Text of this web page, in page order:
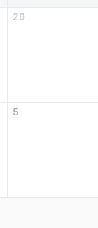
29
5